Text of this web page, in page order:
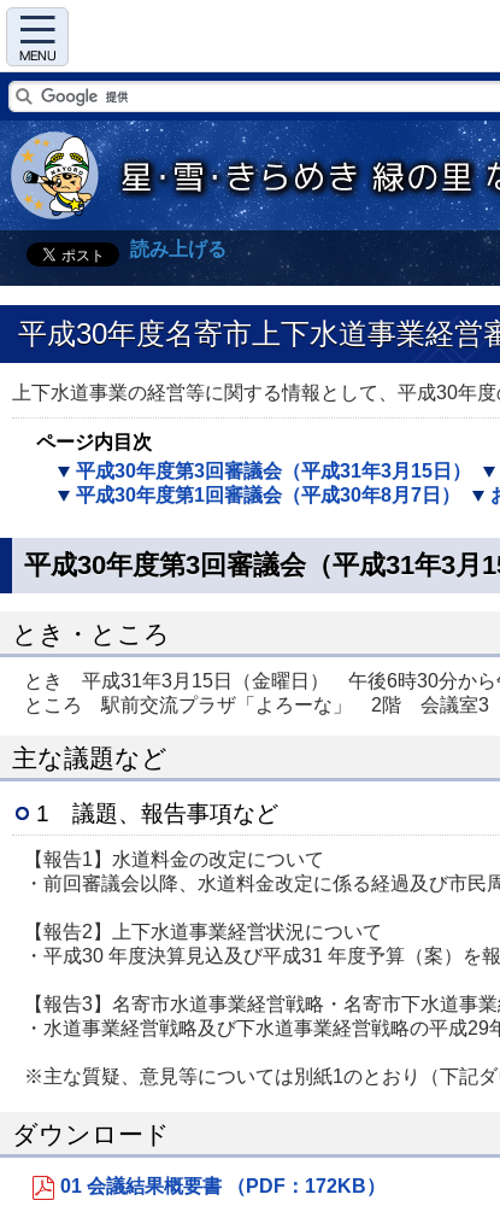
Menu
読み上げる
平成30年度名寄市上下水道事業経営
上下水道事業の経営等に関する情報として、平成30年
ページ内目次
平成30年度第3回審議会（平成31年3月15日）
平成30年度第1回審議会（平成30年8月7日）
平成30年度第3回審議会（平成31年3月
とき・ところ
とき 平成31年3月15日（金曜日） 午後6時30分から
ところ 駅前交流プラザ「よろーな」 2階 会議室3
主な議題など
1 議題、報告事項など
【報告1】水道料金の改定について
・前回審議会以降、水道料金改定に係る経過及び市民
【報告2】上下水道事業経営状況について
・平成30 年度決算見込及び平成31 年度予算（案）を
【報告3】名寄市水道事業経営戦略・名寄市下水道事
・水道事業経営戦略及び下水道事業経営戦略の平成29
※主な質疑、意見等については別紙1のとおり（下記
ダウンロード
01 会議結果概要書 （PDF：172KB）